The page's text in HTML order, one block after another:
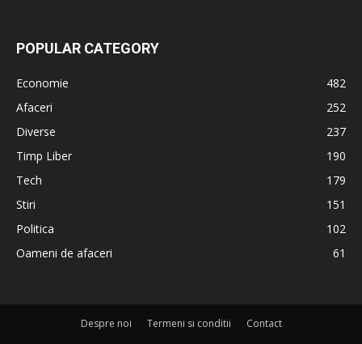
POPULAR CATEGORY
Economie
482
Afaceri
252
Diverse
237
Timp Liber
190
Tech
179
Stiri
151
Politica
102
Oameni de afaceri
61
Despre noi Termeni si conditii Contact